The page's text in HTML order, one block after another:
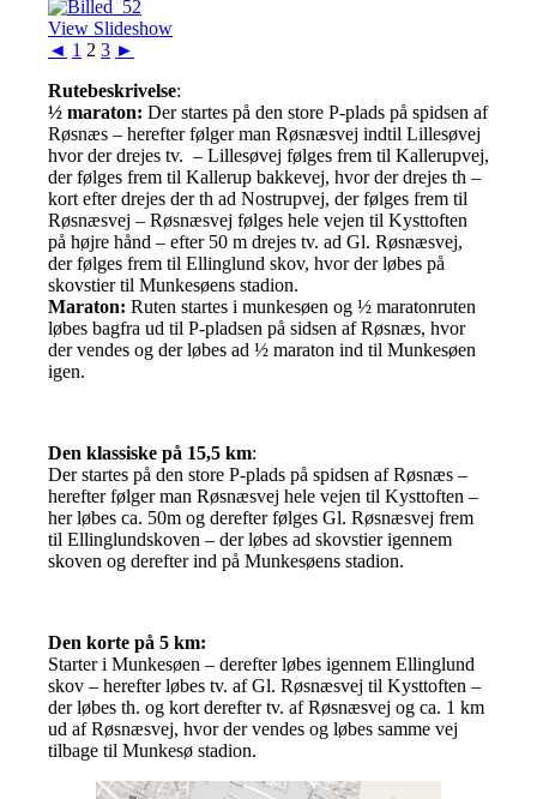
View Slideshow
◄ 1 2 3 ►
Rutebeskrivelse:
½ maraton: Der startes på den store P-plads på spidsen af
Røsnæs – herefter følger man Røsnæsvej indtil Lillesøvej
hvor der drejes tv. – Lillesøvej følges frem til Kallerupvej,
der følges frem til Kallerup bakkevej, hvor der drejes th –
kort efter drejes der th ad Nostrupvej, der følges frem til
Røsnæsvej – Røsnæsvej følges hele vejen til Kysttoften
på højre hånd – efter 50 m drejes tv. ad Gl. Røsnæsvej,
der følges frem til Ellinglund skov, hvor der løbes på
skovstier til Munkesøens stadion.
Maraton: Ruten startes i munkesøen og ½ maratonruten
løbes bagfra ud til P-pladsen på sidsen af Røsnæs, hvor
der vendes og der løbes ad ½ maraton ind til Munkesøen
igen.
Den klassiske på 15,5 km:
Der startes på den store P-plads på spidsen af Røsnæs –
herefter følger man Røsnæsvej hele vejen til Kysttoften –
her løbes ca. 50m og derefter følges Gl. Røsnæsvej frem
til Ellinglundskoven – der løbes ad skovstier igennem
skoven og derefter ind på Munkesøens stadion.
Den korte på 5 km:
Starter i Munkesøen – derefter løbes igennem Ellinglund
skov – herefter løbes tv. af Gl. Røsnæsvej til Kysttoften –
der løbes th. og kort derefter tv. af Røsnæsvej og ca. 1 km
ud af Røsnæsvej, hvor der vendes og løbes samme vej
tilbage til Munkesø stadion.